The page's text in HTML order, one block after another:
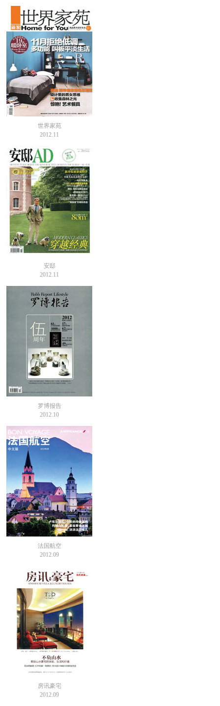
世界家苑
2012.11
安邸
2012.11
罗博报告
2012.10
法国航空
2012.09
房讯豪宅
2012.09